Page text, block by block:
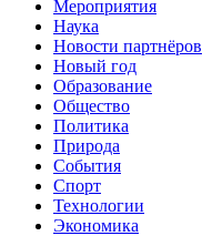
Мероприятия
Наука
Новости партнёров
Новый год
Образование
Общество
Политика
Природа
События
Спорт
Технологии
Экономика